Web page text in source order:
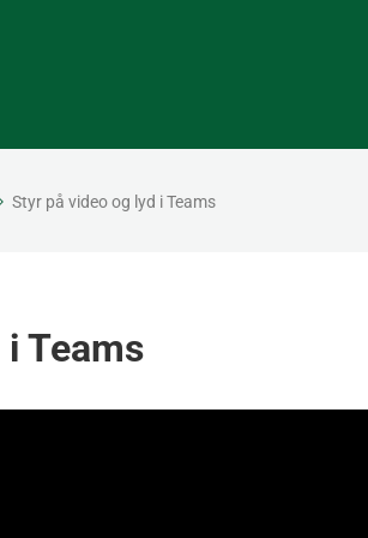
Styr på video og lyd i Teams
Teams